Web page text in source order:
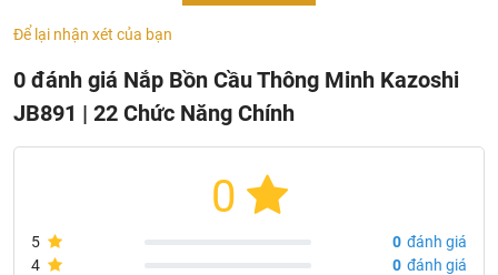
bài viết dưới đây nhé!
Để lại nhận xét của bạn
0 đánh giá Nắp Bồn Cầu Thông Minh Kazoshi
JB891 | 22 Chức Năng Chính
0
5 0 đánh giá
4
0 đánh giá